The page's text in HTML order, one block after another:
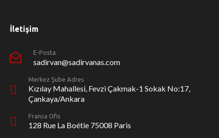
İletişim
E-Posta
sadirvan@sadirvanas.com
Merkez Şube Adres
Kızılay Mahallesi, Fevzi Çakmak-1 Sokak No:17,
Çankaya/Ankara
Fransa Ofis
128 Rue La Boétie 75008 Paris